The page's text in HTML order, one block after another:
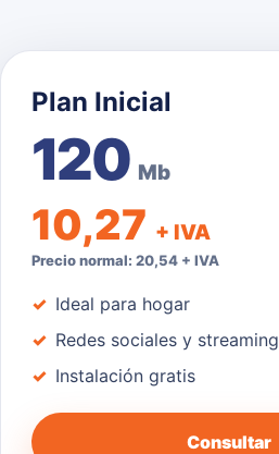
Plan Inicial
120 Mb
10,27 + IVA
Precio normal: 20,54 + IVA
Ideal para hogar
Redes sociales y streaming
Instalación gratis
Consultar